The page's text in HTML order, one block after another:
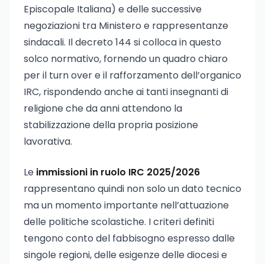
Episcopale Italiana) e delle successive
negoziazioni tra Ministero e rappresentanze
sindacali. Il decreto 144 si colloca in questo
solco normativo, fornendo un quadro chiaro
per il turn over e il rafforzamento dell’organico
IRC, rispondendo anche ai tanti insegnanti di
religione che da anni attendono la
stabilizzazione della propria posizione
lavorativa.
Le immissioni in ruolo IRC 2025/2026
rappresentano quindi non solo un dato tecnico
ma un momento importante nell’attuazione
delle politiche scolastiche. I criteri definiti
tengono conto del fabbisogno espresso dalle
singole regioni, delle esigenze delle diocesi e